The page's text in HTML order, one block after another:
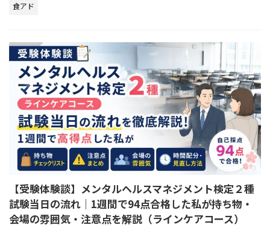
食アド
【受験体験談】メンタルヘルスマネジメント検定２種
試験当日の流れ｜1週間で94点合格した私が持ち物・
会場の雰囲気・注意点を解説（ラインケアコース）